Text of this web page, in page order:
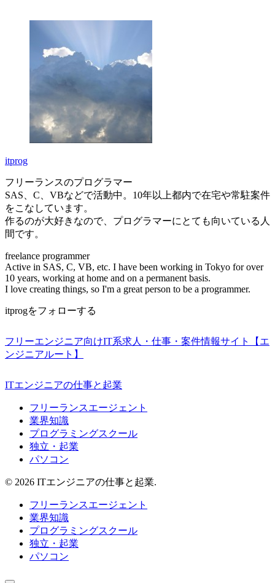
itprog
フリーランスのプログラマー
SAS、C、VBなどで活動中。10年以上都内で在宅や常駐案件
をこなしています。
作るのが大好きなので、プログラマーにとても向いている人
間です。
freelance programmer
Active in SAS, C, VB, etc. I have been working in Tokyo for over
10 years, working at home and on a permanent basis.
I love creating things, so I'm a great person to be a programmer.
itprogをフォローする
フリーエンジニア向けIT系求人・仕事・案件情報サイト【エ
ンジニアルート】
ITエンジニアの仕事と起業
フリーランスエージェント
業界知識
プログラミングスクール
独立・起業
パソコン
© 2026 ITエンジニアの仕事と起業.
フリーランスエージェント
業界知識
プログラミングスクール
独立・起業
パソコン